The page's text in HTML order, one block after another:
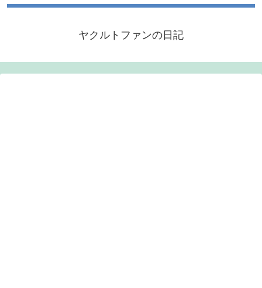
ヤクルトファンの日記